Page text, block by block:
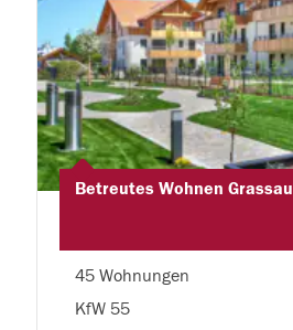
Betreutes Wohnen Grassau
45 Wohnungen
KfW 55